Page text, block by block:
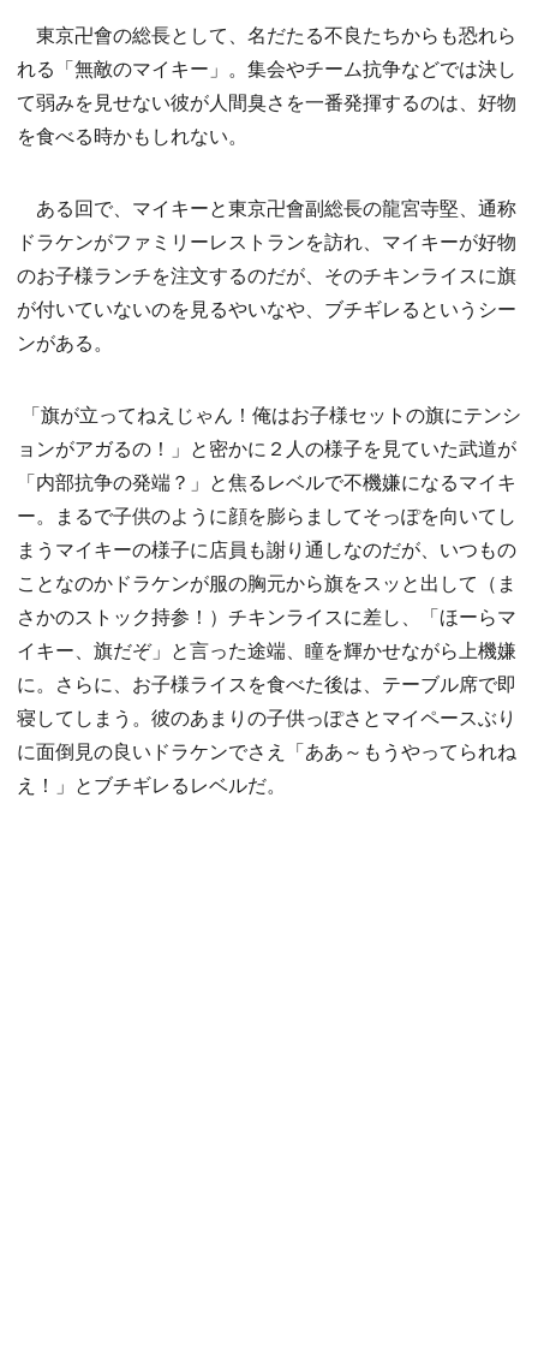
東京卍會の総長として、名だたる不良たちからも恐れら
れる「無敵のマイキー」。集会やチーム抗争などでは決し
て弱みを見せない彼が人間臭さを一番発揮するのは、好物
を食べる時かもしれない。
ある回で、マイキーと東京卍會副総長の龍宮寺堅、通称
ドラケンがファミリーレストランを訪れ、マイキーが好物
のお子様ランチを注文するのだが、そのチキンライスに旗
が付いていないのを見るやいなや、ブチギレるというシー
ンがある。
「旗が立ってねえじゃん！俺はお子様セットの旗にテンシ
ョンがアガるの！」と密かに２人の様子を見ていた武道が
「内部抗争の発端？」と焦るレベルで不機嫌になるマイキ
ー。まるで子供のように顔を膨らましてそっぽを向いてし
まうマイキーの様子に店員も謝り通しなのだが、いつもの
ことなのかドラケンが服の胸元から旗をスッと出して（ま
さかのストック持参！）チキンライスに差し、「ほーらマ
イキー、旗だぞ」と言った途端、瞳を輝かせながら上機嫌
に。さらに、お子様ライスを食べた後は、テーブル席で即
寝してしまう。彼のあまりの子供っぽさとマイペースぶり
に面倒見の良いドラケンでさえ「ああ～もうやってられね
え！」とブチギレるレベルだ。